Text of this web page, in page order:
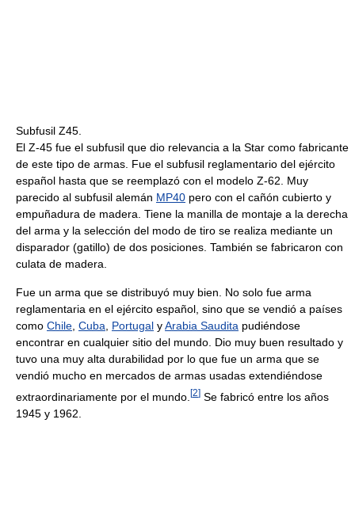
Subfusil Z45.
El Z-45 fue el subfusil que dio relevancia a la Star como fabricante
de este tipo de armas. Fue el subfusil reglamentario del ejército
español hasta que se reemplazó con el modelo Z-62. Muy
parecido al subfusil alemán MP40 pero con el cañón cubierto y
empuñadura de madera. Tiene la manilla de montaje a la derecha
del arma y la selección del modo de tiro se realiza mediante un
disparador (gatillo) de dos posiciones. También se fabricaron con
culata de madera.
Fue un arma que se distribuyó muy bien. No solo fue arma
reglamentaria en el ejército español, sino que se vendió a países
como Chile, Cuba, Portugal yArabia Saudita pudiéndose
encontrar en cualquier sitio del mundo. Dio muy buen resultado y
tuvo una muy alta durabilidad por lo que fue un arma que se
vendió mucho en mercados de armas usadas extendiéndose
extraordinariamente por el mundo. [2] Se fabricó entre los años
1945 y 1962.